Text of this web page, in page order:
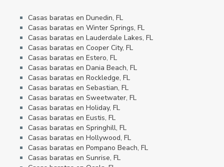
Casas baratas en Dunedin, FL
Casas baratas en Winter Springs, FL
Casas baratas en Lauderdale Lakes, FL
Casas baratas en Cooper City, FL
Casas baratas en Estero, FL
Casas baratas en Dania Beach, FL
Casas baratas en Rockledge, FL
Casas baratas en Sebastian, FL
Casas baratas en Sweetwater, FL
Casas baratas en Holiday, FL
Casas baratas en Eustis, FL
Casas baratas en Springhill, FL
Casas baratas en Hollywood, FL
Casas baratas en Pompano Beach, FL
Casas baratas en Sunrise, FL